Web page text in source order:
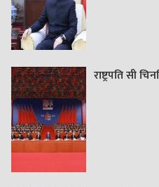
राष्ट्रपति सी